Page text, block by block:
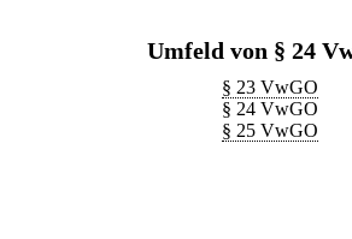
Umfeld von § 24
§ 23 VwGO
§ 24 VwGO
§ 25 VwGO